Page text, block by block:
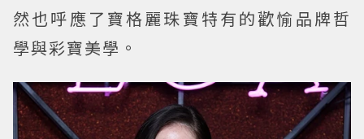
然也呼應了寶格麗珠寶特有的歡愉品牌哲
學與彩寶美學。